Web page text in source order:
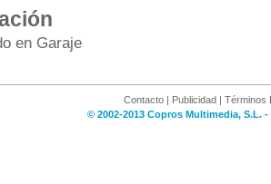
en Garaje
Contacto | Publicidad | Términos
© 2002-2013 Copros Multimedia, S.L.